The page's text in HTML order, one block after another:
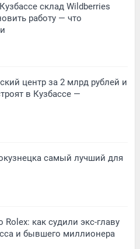
склад Wildberries
работу — что
центр за 2 млрд рублей и
в Кузбассе —
самый лучший для
как судили экс-главу
и бывшего миллионера